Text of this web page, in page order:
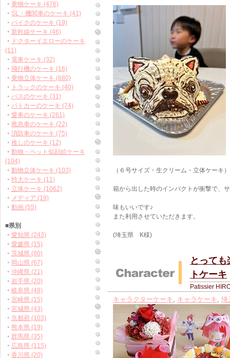
（６号サイズ・生クリーム・立体ケーキ）
箱から出した時のインパクトが衝撃で、
味もいいです♪
また利用させていただきます。
(埼玉県 K様)
とって
トケーキ
Patissier
キャラクターケーキ, キャラケーキ, 埼
・ 乗物ケーキ (476)
・ SL・機関車のケーキ (41)
・ バイクのケーキ (19)
・ 新幹線ケーキ (46)
・
ドクターイエローのケーキ
(11)
・ 電車ケーキ (32)
・ 飛行機のケーキ (16)
・ 乗物立体ケーキ (680)
・
トラックのケーキ (40)
・ バスのケーキ (31)
・ パトカーのケーキ (74)
・ 愛車のケーキ (261)
・ 救急車のケーキ (22)
・ 消防車のケーキ (75)
・ 推しのケーキ (12)
・ 動物・ペット似顔絵ケーキ
(104)
・ 動物立体ケーキ (103)
・ 特大ケーキ (11)
・ 立体ケーキ (1062)
・ メディア (19)
・ 動画 (55)
■県別
・ 愛知県 (243)
・ 愛媛県 (15)
・ 茨城県 (80)
・ 岡山県 (67)
・ 沖縄県 (21)
・ 岩手県 (20)
・ 岐阜県 (48)
・ 宮崎県 (15)
・ 宮城県 (43)
・ 京都府 (103)
・ 熊本県 (19)
・ 群馬県 (35)
・ 広島県 (115)
・ 香川県 (20)